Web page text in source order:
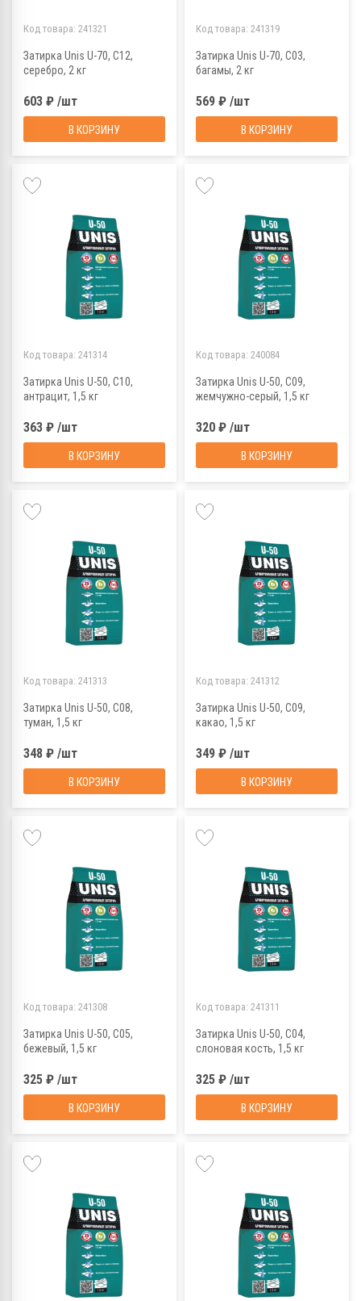
Код товара: 241321
Затирка Unis U-70, С12,
серебро, 2 кг
603 ₽ /шт
В КОРЗИНУ
Код товара: 241319
Затирка Unis U-70, С03,
багамы, 2 кг
569 ₽ /шт
В КОРЗИНУ
Код товара: 241314
Затирка Unis U-50, С10,
антрацит, 1,5 кг
363 ₽ /шт
В КОРЗИНУ
Код товара: 240084
Затирка Unis U-50, С09,
жемчужно-серый, 1,5 кг
320 ₽ /шт
В КОРЗИНУ
Код товара: 241313
Затирка Unis U-50, С08,
туман, 1,5 кг
348 ₽ /шт
В КОРЗИНУ
Код товара: 241312
Затирка Unis U-50, С09,
какао, 1,5 кг
349 ₽ /шт
В КОРЗИНУ
Код товара: 241308
Затирка Unis U-50, С05,
бежевый, 1,5 кг
325 ₽ /шт
В КОРЗИНУ
Код товара: 241311
Затирка Unis U-50, С04,
слоновая кость, 1,5 кг
325 ₽ /шт
В КОРЗИНУ